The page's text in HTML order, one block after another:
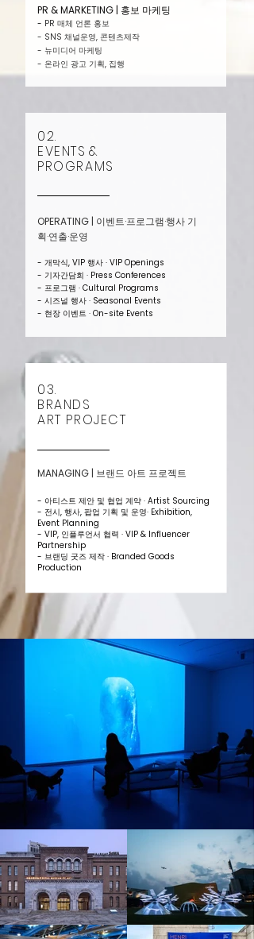
PR & MARKETING | 홍보 마케팅
- PR 매체 언론 홍보
- SNS 채널운영, 콘텐츠제작
- 뉴미디어 마케팅
- 온라인 광고 기획, 집행
02.
EVENTS &
PROGRAMS
OPERATING | 이벤트·프로그램·행사 기
획·연출·운영
- 개막식, VIP 행사 · VIP Openings
- 기자간담회 · Press Conferences
- 프로그램 · Cultural Programs
- 시즈널 행사 · Seasonal Events
- 현장 이벤트 · On-site Events
03.
BRANDS
ART PROJECT
MANAGING | 브랜드 아트 프로젝트
- 아티스트 제안 및 협업 계약 · Artist Sourcing
- 전시, 행사, 팝업 기획 및 운영· Exhibition,
Event Planning
- VIP, 인플루언서 협력 · VIP & Influencer
Partnership
- 브랜딩 굿즈 제작 · Branded Goods
Production